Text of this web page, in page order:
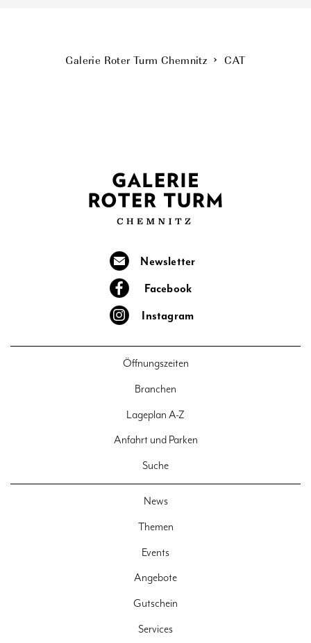
Galerie Roter Turm Chemnitz CAT
Newsletter
Facebook
Instagram
Öffnungszeiten
Branchen
Lageplan A-Z
Anfahrt und Parken
Suche
News
Themen
Events
Angebote
Gutschein
Services